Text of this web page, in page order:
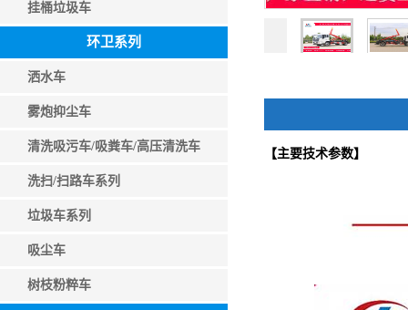
挂桶垃圾车
环卫系列
洒水车
雾炮抑尘车
清洗吸污车/吸粪车/高压清洗车
洗扫/扫路车系列
垃圾车系列
吸尘车
树枝粉粹车
【主要技术参数】